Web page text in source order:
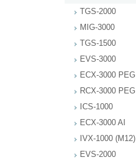
TGS-2000
MIG-3000
TGS-1500
EVS-3000
ECX-3000 PEG
RCX-3000 PEG
ICS-1000
ECX-3000 AI
IVX-1000 (M12)
EVS-2000